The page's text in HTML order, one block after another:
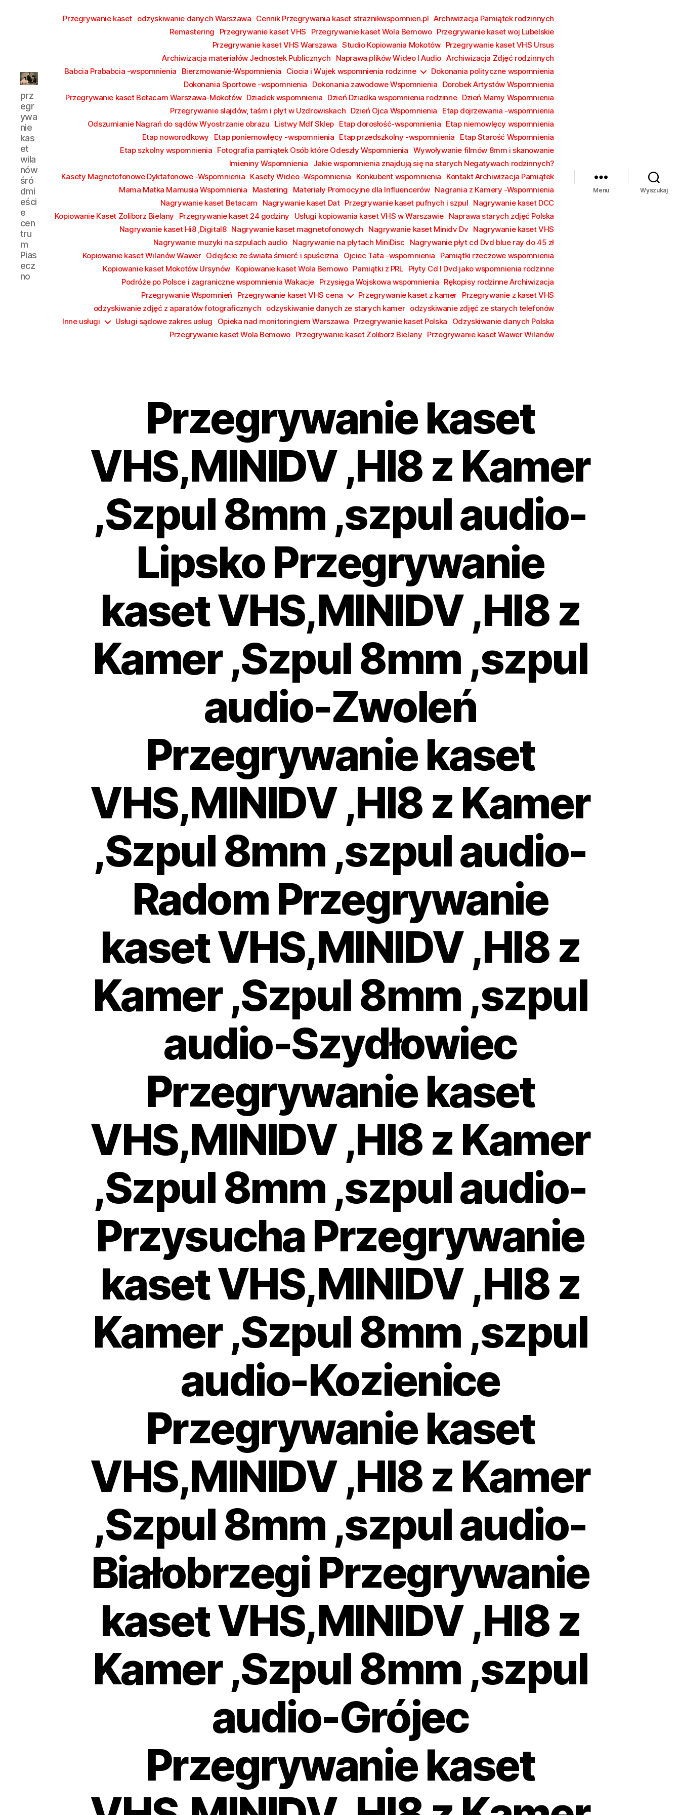
kaset
wilanów
śródmieście
piaseczno
prz
egr
ywa
nie
kas
et
wila
nów
śró
dmi
eści
e
cen
tru
m
Pias
ecz
no
Przegrywanie kaset odzyskiwanie danych Warszawa Cennik Przegrywania kaset straznikwspomnien.pl Archiwizacja Pamiątek rodzinnych
Remastering
Przegrywanie kaset VHS Przegrywanie kaset Wola Bemowo Przegrywanie kaset woj Lubelskie
Przegrywanie kaset VHS Warszawa Studio Kopiowania Mokotów Przegrywanie kaset VHS Ursus
Archiwizacja materiałów Jednostek Publicznych
Naprawa plików Wideo I Audio Archiwizacja Zdjęć rodzinnych
Babcia Prababcia -wspomnienia
Bierzmowanie-Wspomnienia Ciocia i Wujek wspomnienia rodzinne
Dokonania polityczne wspomnienia
Dokonania Sportowe -wspomnienia
Dokonania zawodowe Wspomnienia
Dorobek Artystów Wspomnienia
Przegrywanie kaset Betacam Warszawa-Mokotów Dziadek wspomnienia Dzień Dziadka wspomnienia rodzinne Dzień Mamy Wspomnienia
Przegrywanie slajdów, taśm i płyt w Uzdrowiskach Dzień Ojca Wspomnienia
Etap dojrzewania -wspomnienia
Odszumianie Nagrań do sądów Wyostrzanie obrazu
Listwy Mdf Sklep Etap dorosłość-wspomnienia Etap niemowlęcy wspomnienia
Etap noworodkowy
Etap poniemowlęcy -wspomnienia Etap przedszkolny -wspomnienia
Etap Starość Wspomnienia
Etap szkolny wspomnienia Fotografia pamiątek Osób które Odeszły Wspomnienia Wywoływanie filmów 8mm i skanowanie
Imieniny Wspomnienia
Jakie wspomnienia znajdują się na starych Negatywach rodzinnych?
Kasety Magnetofonowe Dyktafonowe -Wspomnienia Kasety Wideo -Wspomnienia Konkubent wspomnienia
Kontakt Archiwizacja Pamiątek
Mama Matka Mamusia Wspomnienia
Mastering Materiały Promocyjne dla Influencerów Nagrania z Kamery -Wspomnienia
Nagrywanie kaset Betacam
Nagrywanie kaset Dat Przegrywanie kaset pufnych i szpul Nagrywanie kaset DCC
Kopiowanie Kaset Zoliborz Bielany
Przegrywanie kaset 24 godziny Usługi kopiowania kaset VHS w Warszawie Naprawa starych zdjęć Polska
Nagrywanie kaset Hi8 ,Digital8 Nagrywanie kaset magnetofonowych Nagrywanie kaset Minidv Dv Nagrywanie kaset VHS
Nagrywanie muzyki na szpulach audio Nagrywanie na płytach MiniDisc
Nagrywanie płyt cd Dvd blue ray do 45 zł
Kopiowanie kaset Wilanów Wawer Odejście ze świata śmierć i spuścizna Ojciec Tata -wspomnienia
Pamiątki rzeczowe wspomnienia
Kopiowanie kaset Mokotów Ursynów Kopiowanie kaset Wola Bemowo Pamiątki z PRL Płyty Cd I Dvd jako wspomnienia rodzinne
Podróże po Polsce i zagraniczne wspomnienia Wakacje Przysięga Wojskowa wspomnienia Rękopisy rodzinne Archiwizacja
Przegrywanie Wspomnień
Przegrywanie kaset VHS cena Przegrywanie kaset z kamer Przegrywanie z kaset VHS
odzyskiwanie zdjęć z aparatów fotograficznych odzyskiwanie danych ze starych kamer odzyskiwanie zdjęć ze starych telefonów
Inne usługi
Usługi sądowe zakres usług Opieka nad monitoringiem Warszawa Przegrywanie kaset Polska
Odzyskiwanie danych Polska
Przegrywanie kaset Wola Bemowo Przegrywanie kaset Żoliborz Bielany Przegrywanie kaset Wawer Wilanów
Menu Wyszukaj
Przegrywanie kaset
VHS,MINIDV ,HI8 z Kamer
,Szpul 8mm ,szpul audio-
Lipsko Przegrywanie
kaset VHS,MINIDV ,HI8 z
Kamer ,Szpul 8mm ,szpul
audio-Zwoleń
Przegrywanie kaset
VHS,MINIDV ,HI8 z Kamer
,Szpul 8mm ,szpul audio-
Radom Przegrywanie
kaset VHS,MINIDV ,HI8 z
Kamer ,Szpul 8mm ,szpul
audio-Szydłowiec
Przegrywanie kaset
VHS,MINIDV ,HI8 z Kamer
,Szpul 8mm ,szpul audio-
Przysucha Przegrywanie
kaset VHS,MINIDV ,HI8 z
Kamer ,Szpul 8mm ,szpul
audio-Kozienice
Przegrywanie kaset
VHS,MINIDV ,HI8 z Kamer
,Szpul 8mm ,szpul audio-
Białobrzegi Przegrywanie
kaset VHS,MINIDV ,HI8 z
Kamer ,Szpul 8mm ,szpul
audio-Grójec
Przegrywanie kaset